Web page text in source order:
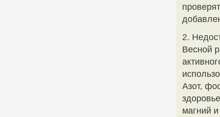
2.
Весной
Азот,
магний